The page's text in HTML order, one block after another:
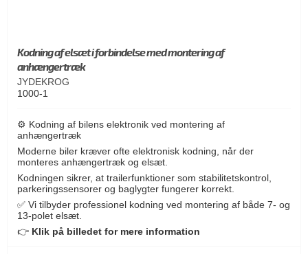
Kodning af elsæt i forbindelse med montering af
anhængertræk
JYDEKROG
1000-1
⚙️ Kodning af bilens elektronik ved montering af
anhængertræk
Moderne biler kræver ofte elektronisk kodning, når der
monteres anhængertræk og elsæt.
Kodningen sikrer, at trailerfunktioner som stabilitetskontrol,
parkeringssensorer og baglygter fungerer korrekt.
✅ Vi tilbyder professionel kodning ved montering af både 7- og
13-polet elsæt.
👉 Klik på billedet for mere information